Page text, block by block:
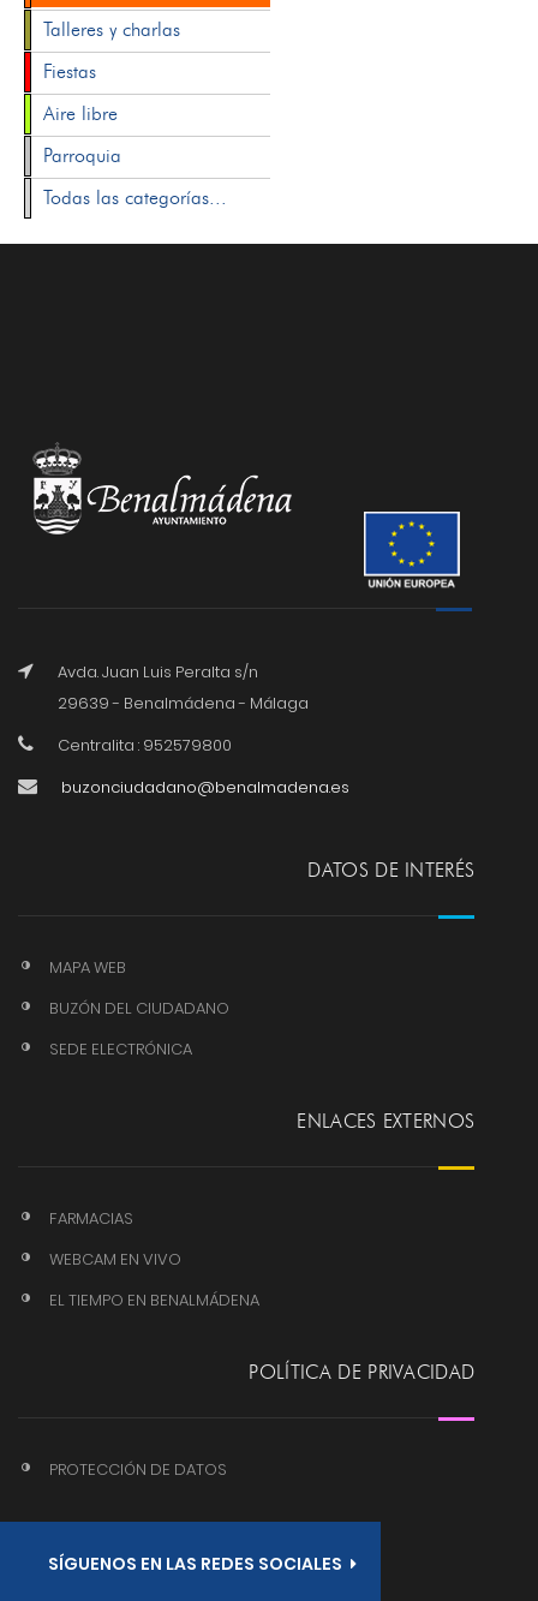
Talleres y charlas
Fiestas
Aire libre
Parroquia
Todas las categorías...
Avda. Juan Luis Peralta s/n
29639 - Benalmádena - Málaga
Centralita : 952579800
buzonciudadano@benalmadena.es
DATOS DE INTERÉS
MAPA WEB
BUZÓN DEL CIUDADANO
SEDE ELECTRÓNICA
ENLACES EXTERNOS
FARMACIAS
WEBCAM EN VIVO
EL TIEMPO EN BENALMÁDENA
POLÍTICA DE PRIVACIDAD
PROTECCIÓN DE DATOS
SÍGUENOS EN LAS REDES SOCIALES